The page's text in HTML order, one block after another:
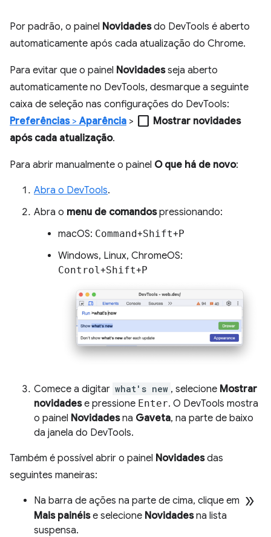
Por padrão, o painel Novidadesdo DevTools é aberto
automaticamente após cada atualização do Chrome.
Para evitar que o painel Novidadesseja aberto
automaticamente no DevTools, desmarque a seguinte
caixa de seleção nas configurações do DevTools:
Preferências>Aparência > check_box_outline_blank Mostrar novidades
após cada atualização.
Para abrir manualmente o painel O que há de novo:
Abra o DevTools.
Abra o menu de comandospressionando:
macOS: Command+Shift+P
Windows, Linux, ChromeOS:
Control +Shift+P
Comece a digitar what's new , selecione Mostrar
novidadese pressione Enter. O DevTools mostra
o painel Novidadesna Gaveta, na parte de baixo
da janela do DevTools.
Também é possível abrir o painel Novidadesdas
seguintes maneiras:
Na barra de ações na parte de cima, clique em double_arrow
Mais painéise selecione Novidadesna lista
suspensa.